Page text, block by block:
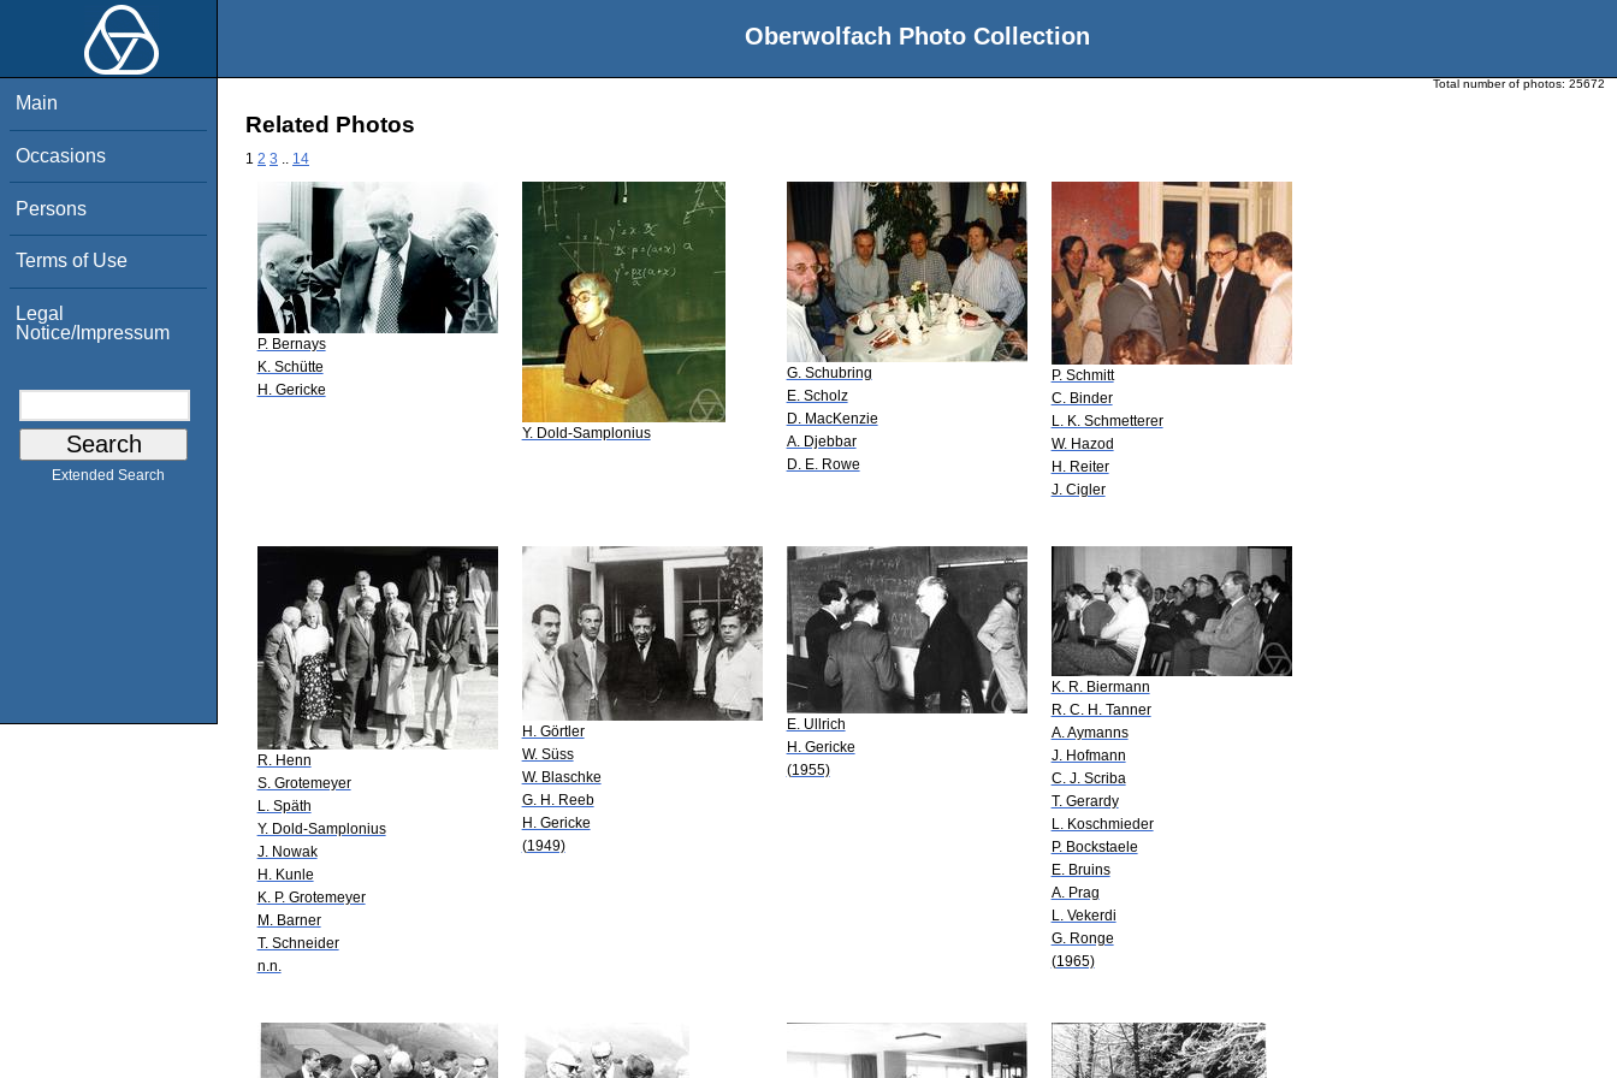
Oberwolfach Photo Collection
Main
Occasions
Persons
Terms of Use
Legal
Notice/Impressum
Extended Search
Total number of photos: 25672
Related Photos
1 2 3 14
P. Bernays
K. Schütte
H. Gericke
Y. Dold-Samplonius
G. Schubring
E. Scholz
D. MacKenzie
A. Djebbar
D. E. Rowe
P. Schmitt
C. Binder
L. K. Schmetterer
W. Hazod
H. Reiter
J. Cigler
R. Henn
S. Grotemeyer
L. Späth
Y. Dold-Samplonius
J. Nowak
H. Kunle
K. P. Grotemeyer
M. Barner
T. Schneider
n.n.
H. Görtler
W. Süss
W. Blaschke
G. H. Reeb
H. Gericke
(1949)
E. Ullrich
H. Gericke
(1955)
K. R. Biermann
R. C. H. Tanner
A. Aymanns
J. Hofmann
C. J. Scriba
T. Gerardy
L. Koschmieder
P. Bockstaele
E. Bruins
A. Prag
L. Vekerdi
G. Ronge
(1965)